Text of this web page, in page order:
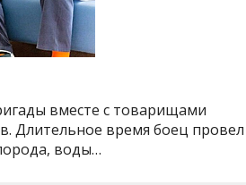
вместе с товарищами
Длительное время боец провел
воды…